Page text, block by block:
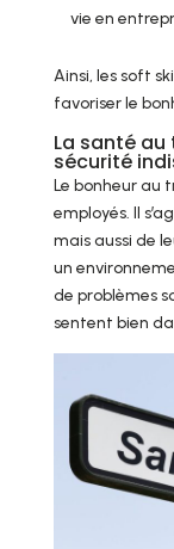
vie en
Ainsi, les soft
favoriser le
La santé
sécurité
Le bonheur au
employés. Il
mais aussi de
un
de problèmes
sentent bien